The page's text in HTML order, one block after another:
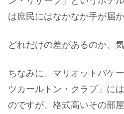
は庶民にはなかなか手が届
どれだけの差があるのか、
ちなみに、マリオットバケ
ツカールトン・クラブ」に
のですが、格式高いその部